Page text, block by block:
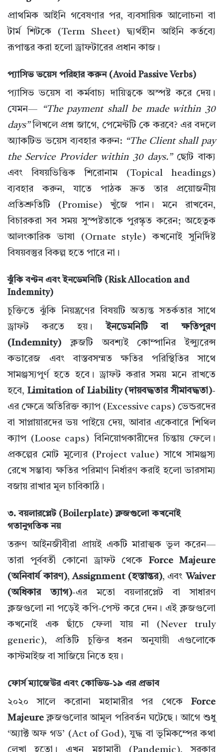
প্রাথমিক আইনি গবেষণার পর, ব্যবসায়িক আলোচনা বা
টার্ম শিটকে (Term Sheet) দ্ব্যর্থহীন আইনি কর্তব্যে
রূপান্তর করা হলো ড্রাফটারের প্রধান কাজ।
প্যাসিভ ভয়েস পরিহার করুন (Avoid Passive Verbs)
প্যাসিভ ভয়েস বা কর্মবাচ্য দায়িত্বকে অস্পষ্ট করে দেয়।
যেমন—
“The payment shall be made within 30
days”লিখলে প্রশ্ন জাগে, পেমেন্টটি কে করবে? এর বদলে
অ্যাকটিভ ভয়েস ব্যবহার করুন: “The Client shall pay
the Service Provider within 30 days.”ছোট বাক্য
এবং বিষয়ভিত্তিক শিরোনাম (Topical headings)
ব্যবহার করুন, যাতে পাঠক দ্রুত তার প্রয়োজনীয়
প্রতিশ্রুতিটি (Promise) খুঁজে পান। মনে রাখবেন,
বিচারকরা সব সময় সুস্পষ্টতাকে পুরস্কৃত করেন; অহেতুক
আলংকারিক ভাষা (Ornate style) কখনোই সুনির্দিষ্ট
বিষয়বস্তুর বিকল্প হতে পারে না।
ঝুঁকি বণ্টন এবং ইনডেমনিটি (Risk Allocation and
Indemnity)
চুক্তিতে ঝুঁকি নিয়ন্ত্রণের বিষয়টি অত্যন্ত সতর্কতার সাথে
ড্রাফট করতে হয়। ইনডেমনিটি বা ক্ষতিপূরণ
(Indemnity) ক্লজটি অবশ্যই কোম্পানির ইন্স্যুরেন্স
কভারেজ এবং বাস্তবসম্মত ক্ষতির পরিস্থিতির সাথে
সামঞ্জস্যপূর্ণ হতে হবে। ড্রাফট করার সময় মনে রাখতে
হবে,Limitation of Liability (দায়বদ্ধতার সীমাবদ্ধতা)-
এর ক্ষেত্রে অতিরিক্ত ক্যাপ (Excessive caps) ভেন্ডরদের
বা সাপ্লায়ারদের ভয় পাইয়ে দেয়, আবার একেবারে শিথিল
ক্যাপ (Loose caps) বিনিয়োগকারীদের চিন্তায় ফেলে।
প্রকল্পের মোট মূল্যের (Project value) সাথে সামঞ্জস্য
রেখে সম্ভাব্য ক্ষতির পরিমাণ নির্ধারণ করাই হলো ভারসাম্য
বজায় রাখার মূল চাবিকাঠি।
৩. বয়লারপ্লেট (Boilerplate) ক্লজগুলো কখনোই
গতানুগতিক নয়
তরুণ আইনজীবীরা প্রায়ই একটি মারাত্মক ভুল করেন—
তারা পূর্ববর্তী কোনো ড্রাফট থেকেForce Majeure
(অনিবার্য কারণ),Assignment (হস্তান্তর), এবং Waiver
(অধিকার ত্যাগ)-এর মতো বয়লারপ্লেট বা সাধারণ
ক্লজগুলো না পড়েই কপি-পেস্ট করে দেন। এই ক্লজগুলো
কখনোই এক ছাঁচে ফেলা যায় না (Never truly
generic), প্রতিটি চুক্তির ধরন অনুযায়ী এগুলোকে
কাস্টমাইজ বা সাজিয়ে নিতে হয়।
ফোর্স ম্যাজেউর এবং কোভিড-১৯ এর প্রভাব
২০২০ সালে করোনা মহামারীর পর থেকে Force
Majeure ক্লজগুলোর আমূল পরিবর্তন ঘটেছে। আগে শুধু
‘অ্যাক্ট অফ গড’ (Act of God), যুদ্ধ বা ভূমিকম্পের কথা